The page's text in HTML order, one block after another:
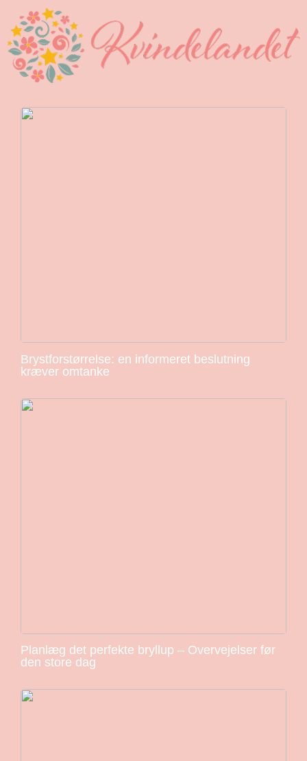
Brystforstørrelse: en informeret beslutning
kræver omtanke
Planlæg det perfekte bryllup – Overvejelser før
den store dag